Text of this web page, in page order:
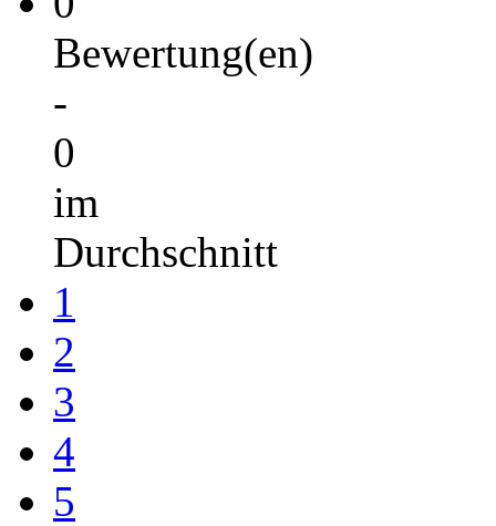
Bewertung(en)
-
0
im
Durchschnitt
1
2
3
4
5